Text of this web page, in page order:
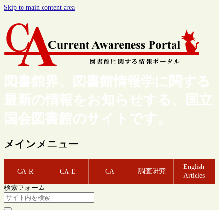
Skip to main content area
図書館界、図書館情報学に関する
最新の情報をお知らせする、国立
国会図書館のサイトです。
メインメニュー
CA-R CA-E CA 調査研究
English
Articles
検索フォーム